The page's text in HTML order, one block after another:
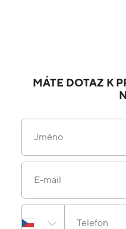
MÁTE DOTAZ K
Jméno
E-mail
Telefon